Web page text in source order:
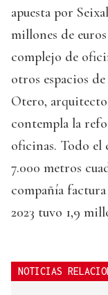
apuesta por
millones de
complejo de
otros espacios de
Otero,
contempla la
oficinas. Todo el
7.000 metros
compañía
2023 tuvo 1,9
NOTICIAS